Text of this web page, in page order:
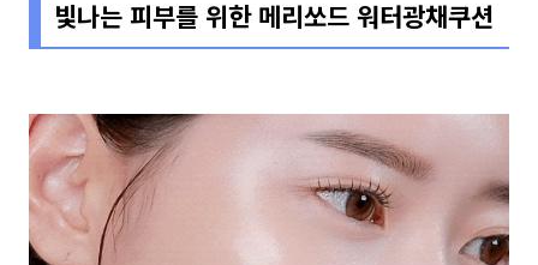
빛나는 피부를 위한 메리쏘드 워터광채쿠션